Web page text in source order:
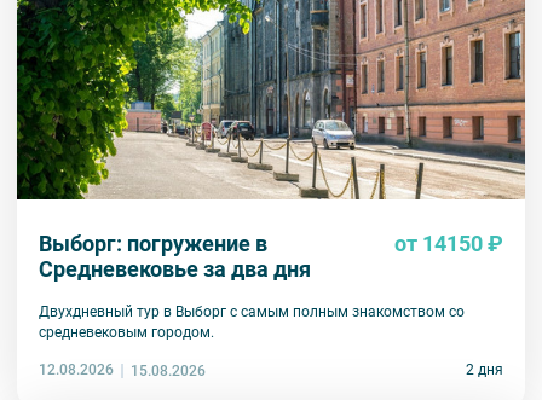
Выборг: погружение в
Средневековье за два дня
от 14150 ₽
Двухдневный тур в Выборг с самым полным знакомством со
средневековым городом.
12.08.2026 15.08.2026 2 дня